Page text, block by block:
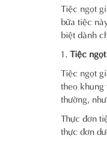
Tiệc ngọt
bữa tiệc
biệt dành
Tiệc
Tiệc ngọt
theo
thường,
Thực đơn
thực đơn